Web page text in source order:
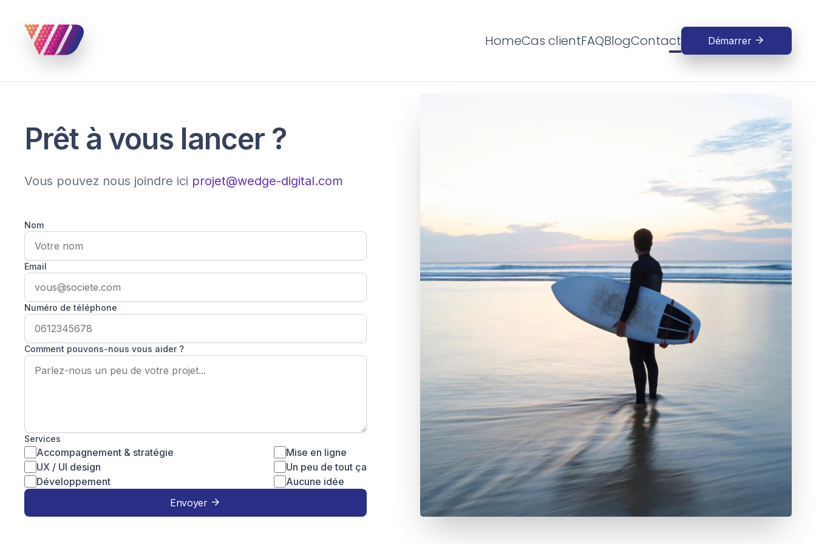
HomeCas clientFAQBlogContact Démarrer 
Prêt à vous lancer ?
Vous pouvez nous joindre ici projet@wedge-digital.com
Nom
Email
Numéro de téléphone
Comment pouvons-nous vous aider ?
Services
Accompagnement & stratégie
UX / UI design
Développement
Mise en ligne
Un peu de tout ça
Aucune idée
Envoyer 